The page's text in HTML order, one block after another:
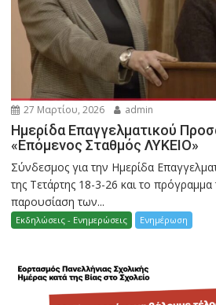
27 Μαρτίου, 2026 admin
Ημερίδα Επαγγελματικού
«Επόμενος Σταθμός ΛΥΚΕΙΟ»
Σύνδεσμος για την Ημερίδα
της Τετάρτης 18-3-26 και το
παρουσίαση των...
Εκδηλώσεις - Ενημερώσεις Ενημέρωση